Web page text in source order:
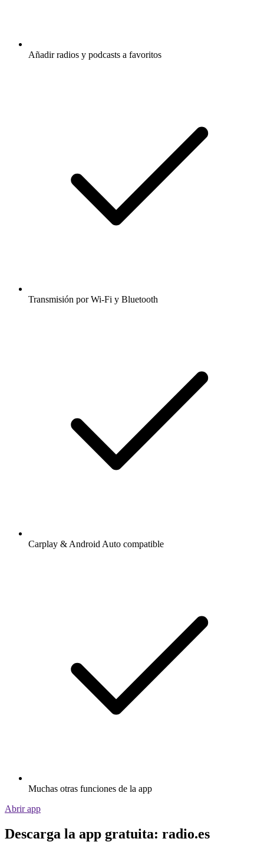
Añadir radios y podcasts a favoritos
Transmisión por Wi-Fi y Bluetooth
Carplay & Android Auto compatible
Muchas otras funciones de la app
Abrir app
Descarga la app gratuita: radio.es